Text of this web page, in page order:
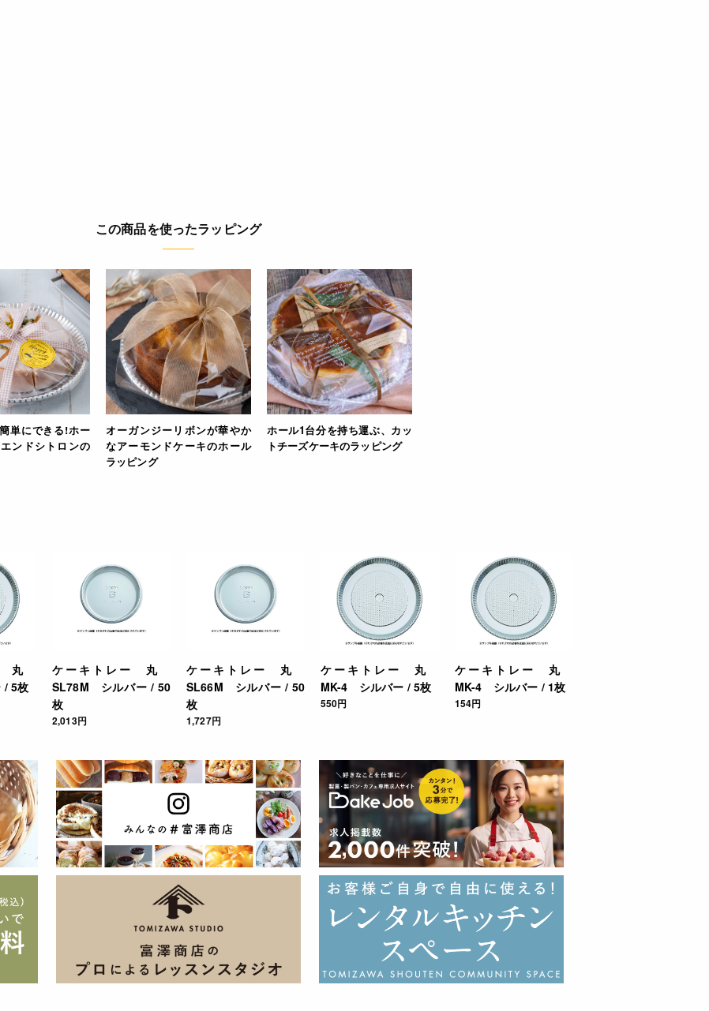
この商品を使ったラッピング
単にできる!ホー
ンドシトロンの
オーガンジーリボンが華やか
なアーモンドケーキのホール
ラッピング
ホール1台分を持ち運ぶ、カッ
トチーズケーキのラッピング
丸
5枚
ケーキトレー 丸
SL78M シルバー / 50
枚
2,013円
ケーキトレー 丸
SL66M シルバー / 50
枚
1,727円
ケーキトレー 丸
MK-4 シルバー / 5枚
550円
ケーキトレー 丸
MK-4 シルバー / 1枚
154円